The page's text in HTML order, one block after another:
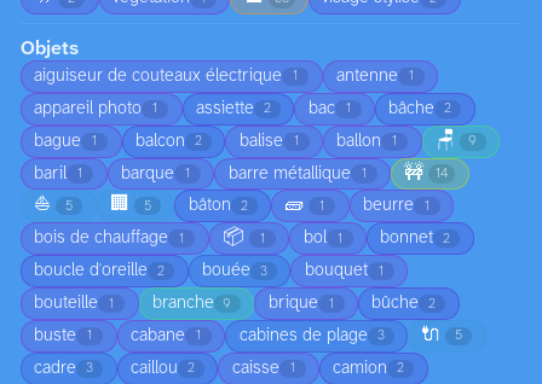
Objets
aiguiseur de couteaux électrique 1 antenne 1
appareil photo 1 assiette 2 bac 1 bâche 2
bague 1 balcon 2 balise 1 ballon 1 🪑 9
baril 1 barque 1 barre métallique 1 🚧 14
⛵ 5 🏢 5 bâton 2 🧱 1 beurre 1
bois de chauffage 1 📦 1 bol 1 bonnet 2
boucle d'oreille 2 bouée 3 bouquet 1
bouteille 1 branche 9 brique 1 bûche 2
buste 1 cabane 1 cabines de plage 3 🔌 5
cadre 3 caillou 2 caisse 1 camion 2